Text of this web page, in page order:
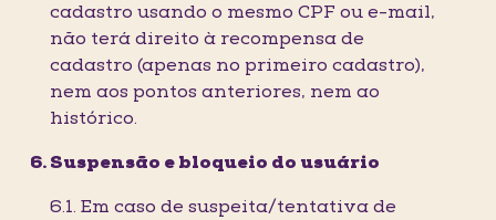
cadastro usando o mesmo CPF ou e-mail,
não terá direito à recompensa de
cadastro (apenas no primeiro cadastro),
nem aos pontos anteriores, nem ao
histórico.
Suspensão e bloqueio do usuário
6.1. Em caso de suspeita/tentativa de